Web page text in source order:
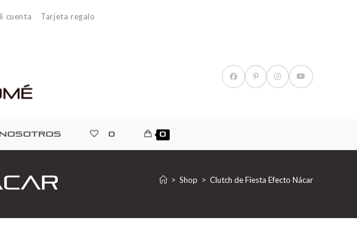
cuenta Tarjeta regalo
0 0
> Shop > Clutch de Fiesta Efecto Nácar